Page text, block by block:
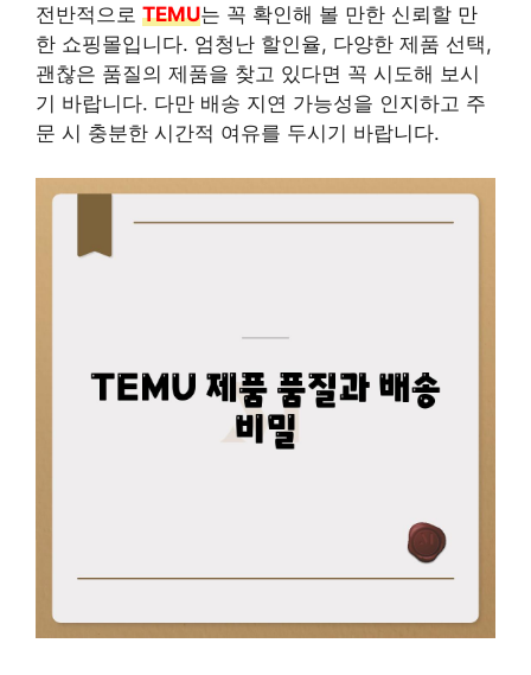
전반적으로 TEMU는 꼭 확인해 볼 만한 신뢰할 만
한 쇼핑몰입니다. 엄청난 할인율, 다양한 제품 선택,
괜찮은 품질의 제품을 찾고 있다면 꼭 시도해 보시
기 바랍니다. 다만 배송 지연 가능성을 인지하고 주
문 시 충분한 시간적 여유를 두시기 바랍니다.